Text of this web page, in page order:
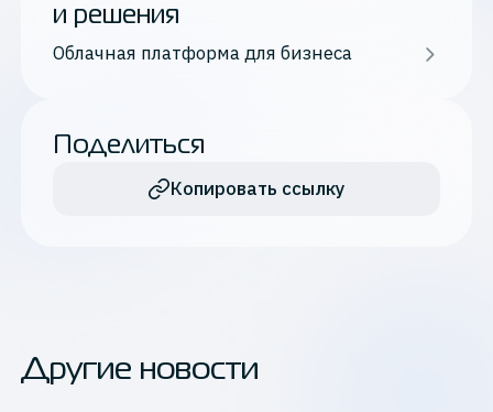
Поделиться
Копировать ссылку
и решения
Облачная платформа для бизнеса
Другие новости